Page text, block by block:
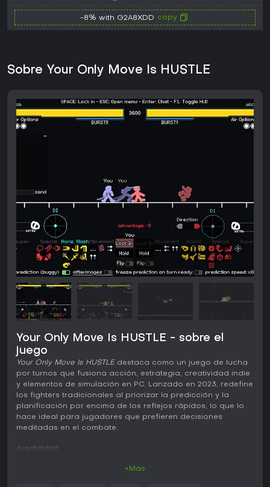
-8% with G2A8XDD copy
Sobre Your Only Move Is HUSTLE
Your Only Move Is HUSTLE - sobre el
juego
Your Only Move Is HUSTLE destaca como un juego de lucha
por turnos que fusiona acción, estrategia, creatividad indie
y elementos de simulación en PC. Lanzado en 2023, redefine
los fighters tradicionales al priorizar la predicción y la
planificación por encima de los reflejos rápidos, lo que lo
hace ideal para jugadores que prefieren decisiones
meditadas en el combate.
Jugabilidad
+Más